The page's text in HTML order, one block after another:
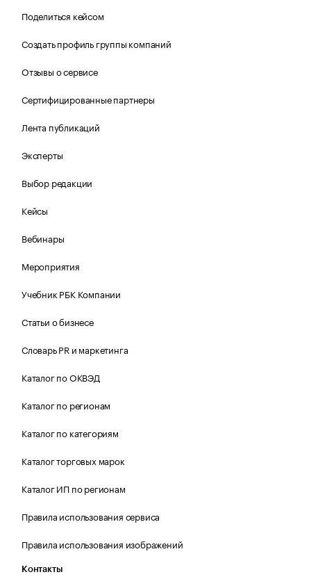
Поделиться кейсом
Создать профиль группы компаний
Отзывы о сервисе
Сертифицированные партнеры
Лента публикаций
Эксперты
Выбор редакции
Кейсы
Вебинары
Мероприятия
Учебник РБК Компании
Статьи о бизнесе
Словарь PR и маркетинга
Каталог по ОКВЭД
Каталог по регионам
Каталог по категориям
Каталог торговых марок
Каталог ИП по регионам
Правила использования сервиса
Правила использования изображений
Контакты